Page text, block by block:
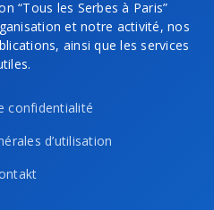
“Tous les Serbes à Paris”
et notre activité, nos
ainsi que les services
confidentialité
d’utilisation